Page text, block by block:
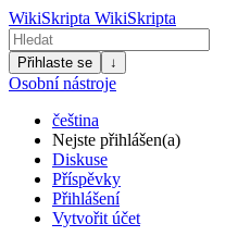
WikiSkripta WikiSkripta
Přihlaste se ↓
Osobní nástroje
čeština
Nejste přihlášen(a)
Diskuse
Příspěvky
Přihlášení
Vytvořit účet